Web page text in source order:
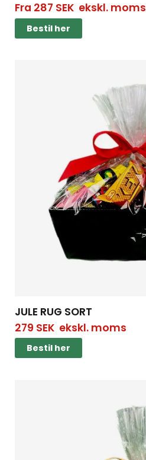
Fra 287 SEKekskl. moms
Bestil her
JULE RUG SORT
279 SEKekskl. moms
Bestil her